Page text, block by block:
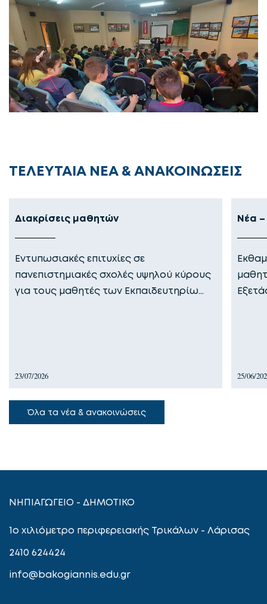
ΤΕΛΕΥΤΑΙΑ ΝΕΑ & ΑΝΑΚΟΙΝΩΣΕΙΣ
Διακρίσεις μαθητών
Εντυπωσιακές επιτυχίες σε
πανεπιστημιακές σχολές υψηλού κύρους
για τους μαθητές των Εκπαιδευτηρίω…
23/07/2026
Νέα –
25/06/
Όλα τα νέα & ανακοινώσεις
ΝΗΠΙΑΓΩΓΕΙΟ - ΔΗΜΟΤΙΚΟ
1ο χιλιόμετρο περιφερειακής Τρικάλων - Λάρισας
2410 624424
info@bakogiannis.edu.gr